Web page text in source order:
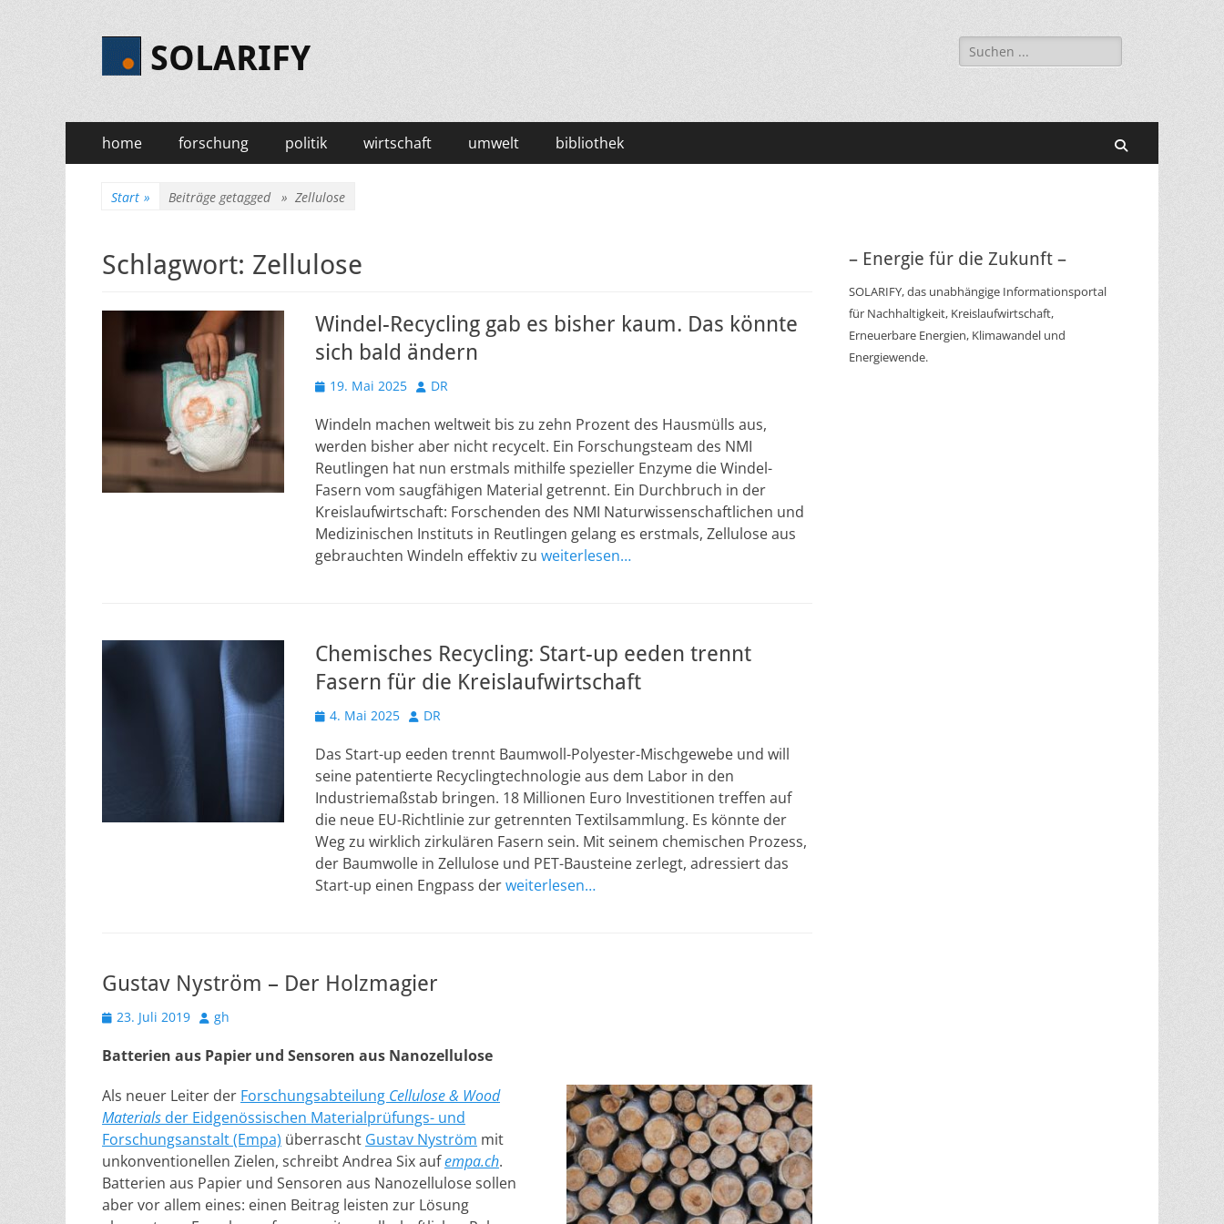
SOLARIFY
Suchen
nach:
Primäres
Menü
Zum
Inhalt
home forschung politik wirtschaft umwelt bibliothek
Start » Beiträge getagged » Zellulose
Schlagwort: Zellulose
Windel-Recycling gab es bisher kaum. Das könnte
sich bald ändern
Veröffentlicht
19. Mai 2025 Autor
DR
Windeln machen weltweit bis zu zehn Prozent des Hausmülls aus,
werden bisher aber nicht recycelt. Ein Forschungsteam des NMI
Reutlingen hat nun erstmals mithilfe spezieller Enzyme die Windel-
Fasern vom saugfähigen Material getrennt. Ein Durchbruch in der
Kreislaufwirtschaft: Forschenden des NMI Naturwissenschaftlichen und
Medizinischen Instituts in Reutlingen gelang es erstmals, Zellulose aus
gebrauchten Windeln effektiv zu weiterlesen…
Chemisches Recycling: Start-up eeden trennt
Fasern für die Kreislaufwirtschaft
Veröffentlicht
4. Mai 2025 Autor
DR
Das Start-up eeden trennt Baumwoll-Polyester-Mischgewebe und will
seine patentierte Recyclingtechnologie aus dem Labor in den
Industriemaßstab bringen. 18 Millionen Euro Investitionen treffen auf
die neue EU-Richtlinie zur getrennten Textilsammlung. Es könnte der
Weg zu wirklich zirkulären Fasern sein. Mit seinem chemischen Prozess,
der Baumwolle in Zellulose und PET-Bausteine zerlegt, adressiert das
Start-up einen Engpass derweiterlesen…
Gustav Nyström – Der Holzmagier
Veröffentlicht
23. Juli 2019 Autor
gh
Batterien aus Papier und Sensoren aus Nanozellulose
Als neuer Leiter der Forschungsabteilung Cellulose & Wood
Materials der Eidgenössischen Materialprüfungs- und
Forschungsanstalt (Empa) überrascht Gustav Nyström mit
unkonventionellen Zielen, schreibt Andrea Six aufempa.ch.
Batterien aus Papier und Sensoren aus Nanozellulose sollen
aber vor allem eines: einen Beitrag leisten zur Lösung
– Energie für die Zukunft –
SOLARIFY, das unabhängige Informationsportal
für Nachhaltigkeit, Kreislaufwirtschaft,
Erneuerbare Energien, Klimawandel und
Energiewende.